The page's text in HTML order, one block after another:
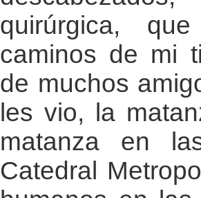
quirúrgica,
caminos de mi
de muchos
les vio, la
matanza en
Catedral